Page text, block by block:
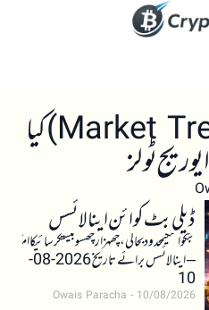
مارکیٹ ٹرینڈز (Market Trends) کیا
ڈیلی بٹ کوائن اینالائسس
بٹکوائنکیمحدودبحالی،چھہزارچھسوبیستکرسائیکاامکان
– اینالائسس برائے تاریخ 2026-08-
10
Owais Paracha 10/08/2026